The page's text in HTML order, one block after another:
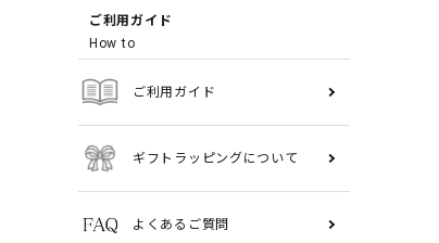
ご利用ガイド
How to
ご利用ガイド
ギフトラッピングについて
よくあるご質問